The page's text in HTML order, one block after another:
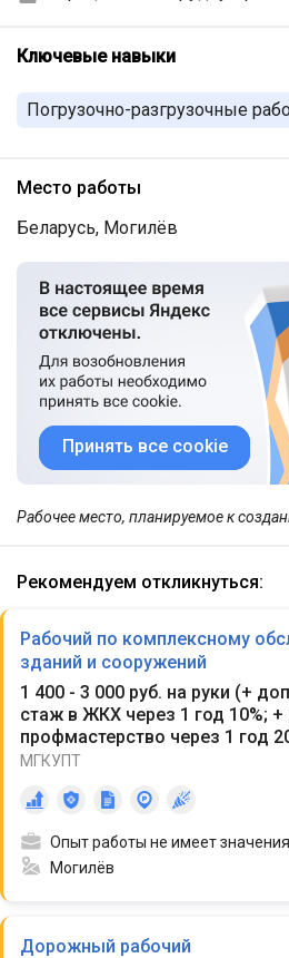
Ключевые навыки
Погрузочно-разгрузочные
Место работы
Беларусь, Могилёв
Принять все cookie
Рабочее место, планируемое к
Рекомендуем откликнуться:
Рабочий по комплексному
зданий и сооружений
1 400 - 3 000 руб. на руки (+
стаж в ЖКХ через 1 год 10%; +
профмастерство через 1 год
МГКУПТ
Опыт работы не имеет значения
Могилёв
Дорожный рабочий